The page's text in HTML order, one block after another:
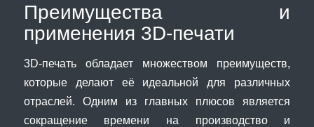
Преимущества и
применения 3D-печати
3D-печать обладает множеством преимуществ,
которые делают её идеальной для различных
отраслей. Одним из главных плюсов является
сокращение времени на производство и